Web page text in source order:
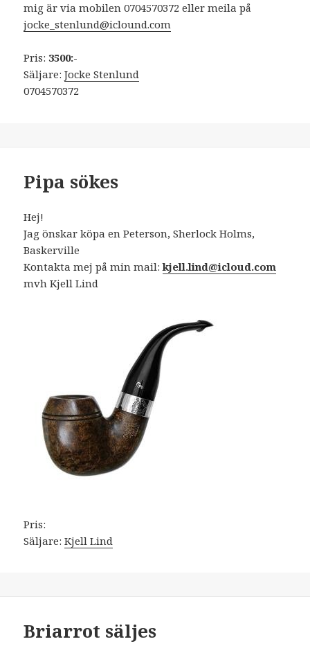
mig är via mobilen 0704570372 eller meila på
jocke_stenlund@iclound.com
Pris: 3500:-
Säljare:Jocke Stenlund
0704570372
Pipa sökes
Hej!
Jag önskar köpa en Peterson, Sherlock Holms,
Baskerville
Kontakta mej på min mail:kjell.lind@icloud.com
mvh Kjell Lind
Pris:
Säljare:Kjell Lind
Briarrot säljes